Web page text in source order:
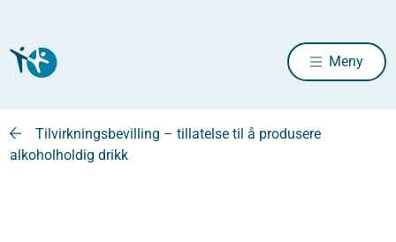
Meny
Tilvirkningsbevilling – tillatelse til å produsere
alkoholholdig drikk